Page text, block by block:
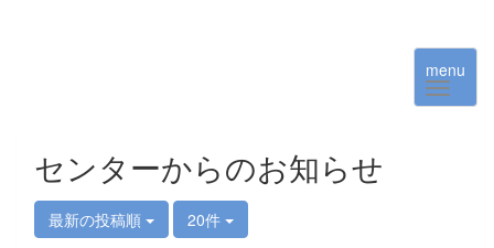
menu
センターからのお知らせ
最新の投稿順 20件